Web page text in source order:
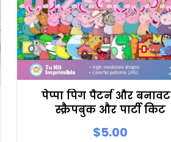
पेप्पा पिग पैटर्न और
स्क्रैपबुक और पार्टी किट
$5.00